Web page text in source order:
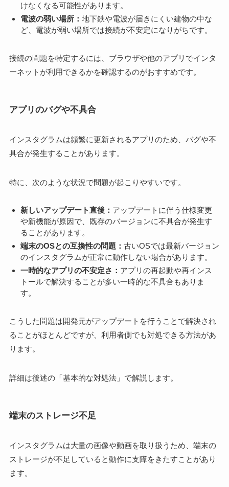
けなくなる可能性があります。
電波の弱い場所：地下鉄や電波が届きにくい建物の中な
ど、電波が弱い場所では接続が不安定になりがちです。
接続の問題を特定するには、ブラウザや他のアプリでインタ
ーネットが利用できるかを確認するのがおすすめです。
アプリのバグや不具合
インスタグラムは頻繁に更新されるアプリのため、バグや不
具合が発生することがあります。
特に、次のような状況で問題が起こりやすいです。
新しいアップデート直後： アップデートに伴う仕様変更
や新機能が原因で、既存のバージョンに不具合が発生す
ることがあります。
端末のOSとの互換性の問題：古いOSでは最新バージョン
のインスタグラムが正常に動作しない場合があります。
一時的なアプリの不安定さ： アプリの再起動や再インス
トールで解決することが多い一時的な不具合もありま
す。
こうした問題は開発元がアップデートを行うことで解決され
ることがほとんどですが、利用者側でも対処できる方法があ
ります。
詳細は後述の「基本的な対処法」で解説します。
端末のストレージ不足
インスタグラムは大量の画像や動画を取り扱うため、端末の
ストレージが不足していると動作に支障をきたすことがあり
ます。